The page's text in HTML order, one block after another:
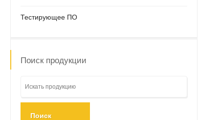
Тестирующее ПО
Поиск продукции
Поиск